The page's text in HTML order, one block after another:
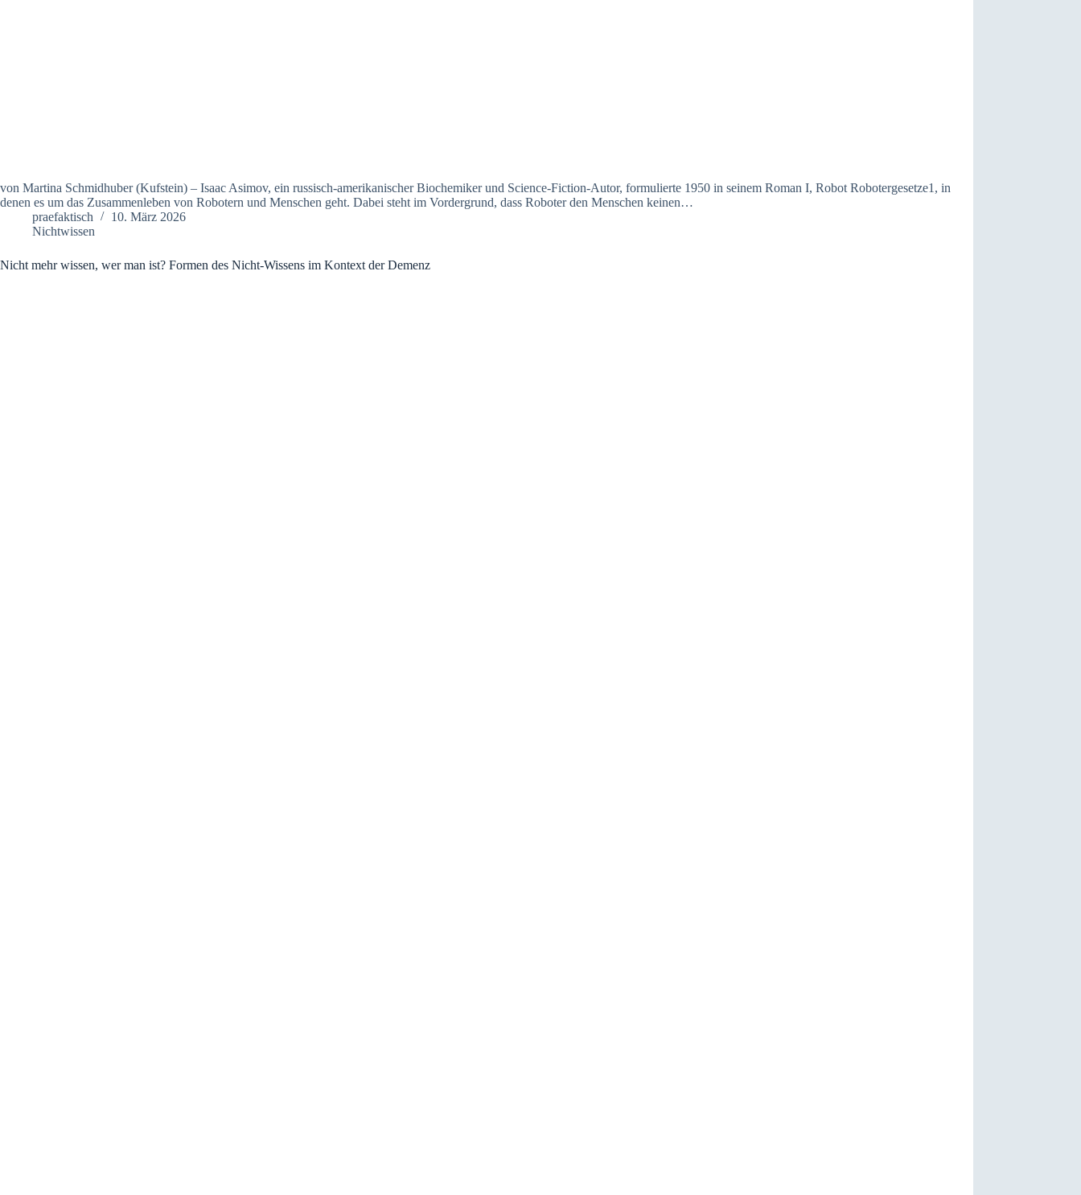
von Martina Schmidhuber (Kufstein) – Isaac Asimov, ein russisch-amerikanischer Biochemiker und Science-Fiction-Autor, formulierte 1950 in seinem Roman I, Robot Robotergesetze1, in
denen es um das Zusammenleben von Robotern und Menschen geht. Dabei steht im Vordergrund, dass Roboter den Menschen keinen…
praefaktisch
10. März 2026
Nichtwissen
Nicht mehr wissen, wer man ist? Formen des Nicht-Wissens im Kontext der Demenz